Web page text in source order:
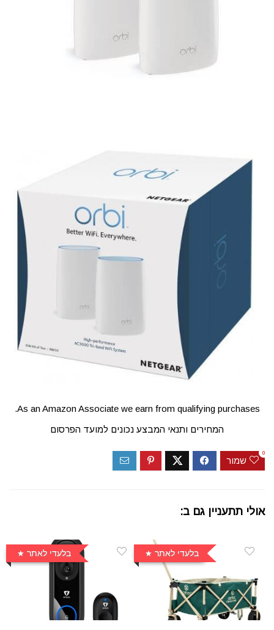
As an Amazon Associate we earn from qualifying purchases.
המחירים ותנאי המבצע נכונים למועד הפרסום
שמור
0
אולי תתעניין גם ב:
בלעדי לאתר בלעדי לאתר